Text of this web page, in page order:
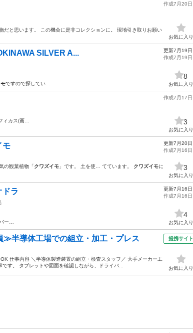
だと思います。 この機会に是非コレクションに。 現地引き取りお願い
作成7月20日
お気に入り
SILVER A...
ですので探してい…
更新7月19日
作成7月19日
8
お気に入り
カス(画…
作成7月17日
3
お気に入り
モ
の観葉植物「クワズイモ 」です。 土を使… てています。 クワズイモに
更新7月20日
作成7月16日
3
お気に入り
ラ
ー…
更新7月16日
作成7月16日
4
お気に入り
半導体工場での組立・加工・プレス
仕事内容 ＼半導体製造装置の組立・検査スタッフ／ 大手メーカー工
す。 タブレットや図面を確認しながら、ドライバ...
提携サイト
お気に入り